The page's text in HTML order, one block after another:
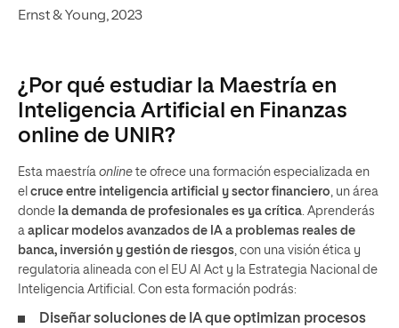
Ernst & Young, 2023
¿Por qué estudiar la Maestría en
Inteligencia Artificial en Finanzas
online de UNIR?
Esta maestría online te ofrece una formación especializada en
el cruce entre inteligencia artificial y sector financiero, un área
donde la demanda de profesionales es ya crítica. Aprenderás
a aplicar modelos avanzados de IA a problemas reales de
banca, inversión y gestión de riesgos, con una visión ética y
regulatoria alineada con el EU AI Act y la Estrategia Nacional de
Inteligencia Artificial. Con esta formación podrás:
Diseñar soluciones de IA que optimizan procesos